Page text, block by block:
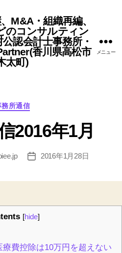
M&A・組織再編、
のコンサルティン
認会計士事務所・
香川県高松市
太町)
メニュー
カ
ゴ
リ
務所通信
2016年1月
投
2016年1月28日
[hide]
療費控除は10万円を超えない